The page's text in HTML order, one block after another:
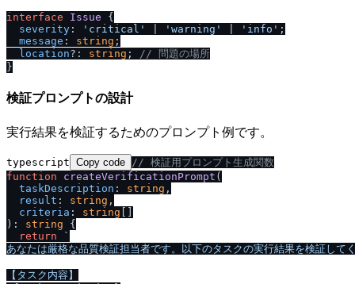
interface
Issue {
severity : 'critical' 'warning' 'info' ;
message : string ;
location?: string ; / / 問題の場所
検証プロンプトの設計
実行結果を検証するためのプロンプト例です。
typescript Copy code // 検証用プロンプト生成関数
function
createVerificationPrompt (
taskDescription : string ,
result : string ,
criteria : string
): string {
return
`
あなたは厳格な品質検証担当者です。以下のタスクの実行結果を検証して